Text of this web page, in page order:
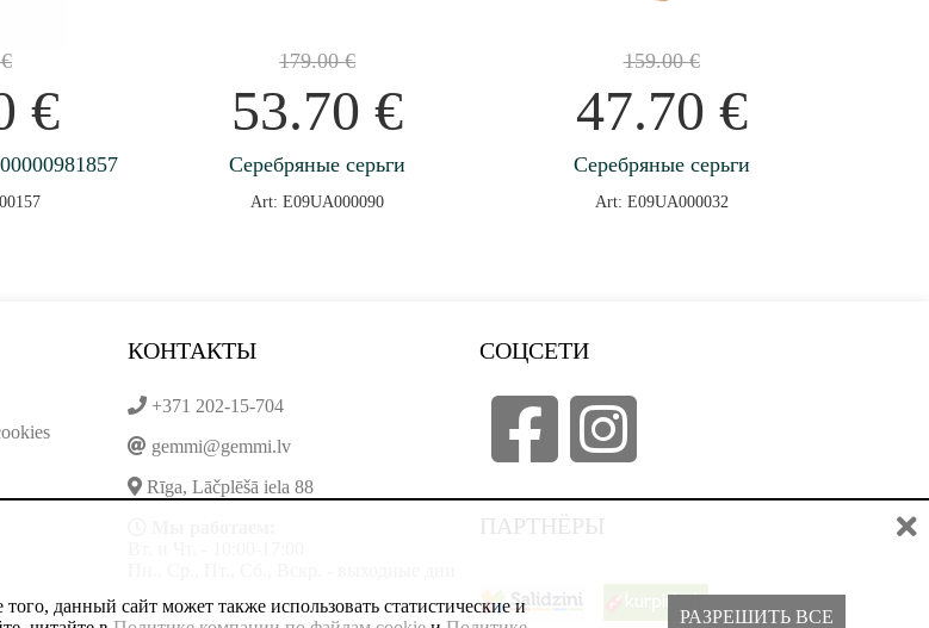
€
€
179.00€
53.70€
Серебряные серьги
Art: E09UA000090
159.00€
47.70 €
Серебряные серьги
Art: E09UA000032
КОНТАКТЫ
+371 202-15-704
gemmi@gemmi.lv
Rīga, Lāčplēšā iela 88
СОЦСЕТИ
ПАРТНЁРЫ
данный сайт может также использовать статистические и
РАЗРЕШИТЬ ВСЕ